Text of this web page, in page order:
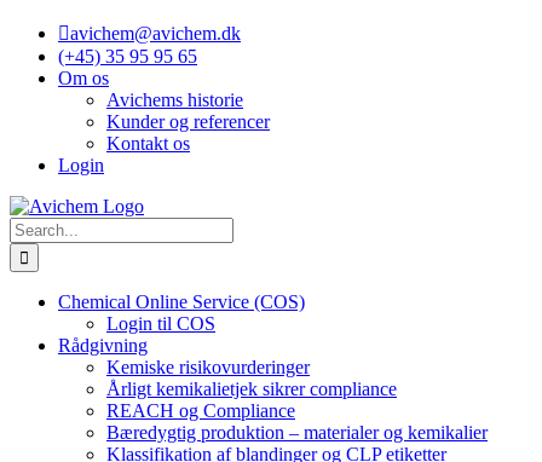
Skip
content
avichem@avichem.dk
(+45) 35 95 95 65
Om os
Avichems historie
Kunder og referencer
Kontakt os
Login
Search
for:
Chemical Online Service (COS)
Login til COS
Rådgivning
Kemiske risikovurderinger
Årligt kemikalietjek sikrer compliance
REACH og Compliance
Bæredygtig produktion – materialer og kemikalier
Klassifikation af blandinger og CLP etiketter